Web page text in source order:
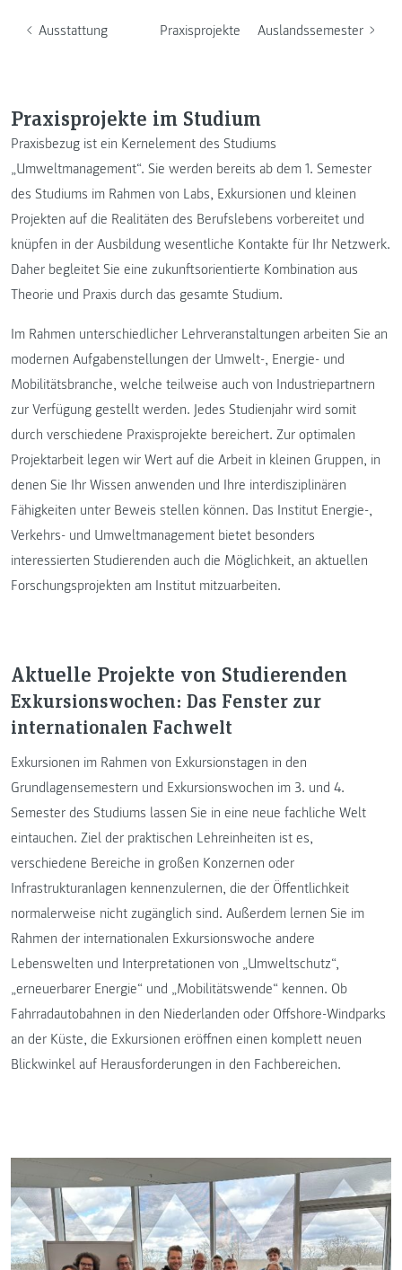
Ausstattung Praxisprojekte Auslandssemester
Praxisprojekte im Studium
Praxisbezug ist ein Kernelement des Studiums
„Umweltmanagement“. Sie werden bereits ab dem 1. Semester
des Studiums im Rahmen von Labs, Exkursionen und kleinen
Projekten auf die Realitäten des Berufslebens vorbereitet und
knüpfen in der Ausbildung wesentliche Kontakte für Ihr Netzwerk.
Daher begleitet Sie eine zukunftsorientierte Kombination aus
Theorie und Praxis durch das gesamte Studium.
Im Rahmen unterschiedlicher Lehrveranstaltungen arbeiten Sie an
modernen Aufgabenstellungen der Umwelt-, Energie- und
Mobilitätsbranche, welche teilweise auch von Industriepartnern
zur Verfügung gestellt werden. Jedes Studienjahr wird somit
durch verschiedene Praxisprojekte bereichert. Zur optimalen
Projektarbeit legen wir Wert auf die Arbeit in kleinen Gruppen, in
denen Sie Ihr Wissen anwenden und Ihre interdisziplinären
Fähigkeiten unter Beweis stellen können. Das Institut Energie-,
Verkehrs- und Umweltmanagement bietet besonders
interessierten Studierenden auch die Möglichkeit, an aktuellen
Forschungsprojekten am Institut mitzuarbeiten.
Aktuelle Projekte von Studierenden
Exkursionswochen: Das Fenster zur
internationalen Fachwelt
Exkursionen im Rahmen von Exkursionstagen in den
Grundlagensemestern und Exkursionswochen im 3. und 4.
Semester des Studiums lassen Sie in eine neue fachliche Welt
eintauchen. Ziel der praktischen Lehreinheiten ist es,
verschiedene Bereiche in großen Konzernen oder
Infrastrukturanlagen kennenzulernen, die der Öffentlichkeit
normalerweise nicht zugänglich sind. Außerdem lernen Sie im
Rahmen der internationalen Exkursionswoche andere
Lebenswelten und Interpretationen von „Umweltschutz“,
„erneuerbarer Energie“ und „Mobilitätswende“ kennen. Ob
Fahrradautobahnen in den Niederlanden oder Offshore-Windparks
an der Küste, die Exkursionen eröffnen einen komplett neuen
Blickwinkel auf Herausforderungen in den Fachbereichen.